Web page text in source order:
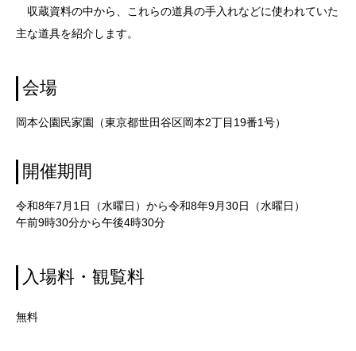
収蔵資料の中から、これらの道具の手入れなどに使われていた
主な道具を紹介します。
会場
岡本公園民家園（東京都世田谷区岡本2丁目19番1号）
開催期間
令和8年7月1日（水曜日）から令和8年9月30日（水曜日）
午前9時30分から午後4時30分
入場料・観覧料
無料